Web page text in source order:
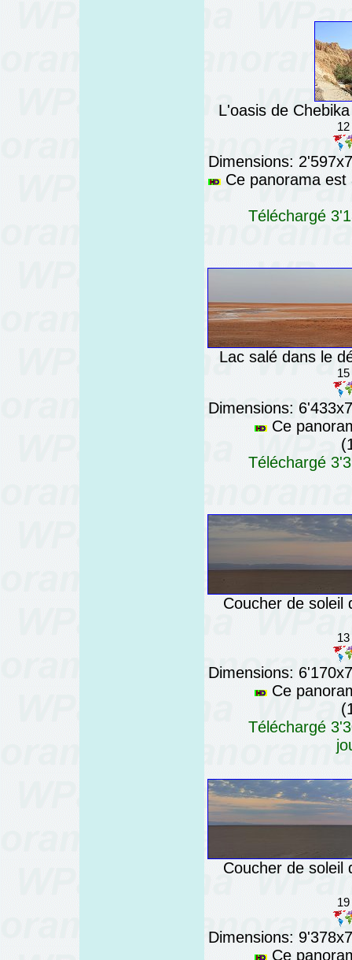
L'oasis de
Dimensions:
Ce panorama est
Téléchargé
Lac salé dans le
Dimensions:
Ce
Téléchargé
Coucher de soleil
Dimensions:
Ce
Téléchargé
Coucher de soleil
Dimensions:
Ce